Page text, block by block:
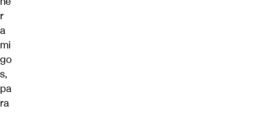
r
a
mi
go
s,
pa
ra